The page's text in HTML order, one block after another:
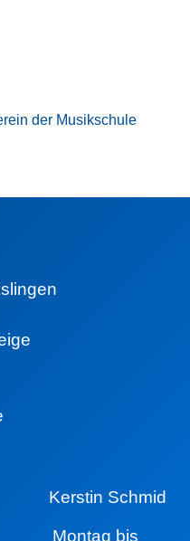
der Musikschule
Schmid
Montag bis